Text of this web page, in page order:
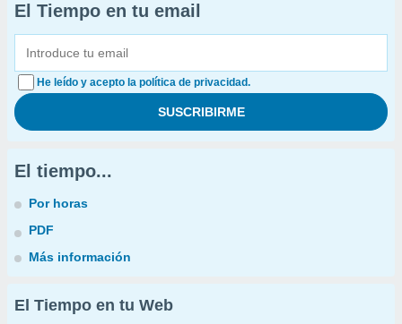
El Tiempo en tu email
He leído y acepto la política de privacidad.
El tiempo...
Por horas
PDF
Más información
El Tiempo en tu Web